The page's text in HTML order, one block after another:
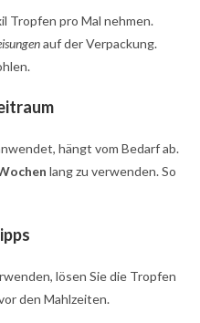
Tropfen pro Mal nehmen.
auf der Verpackung.
hängt vom Bedarf ab.
lang zu verwenden. So
lösen Sie die Tropfen
den Mahlzeiten.